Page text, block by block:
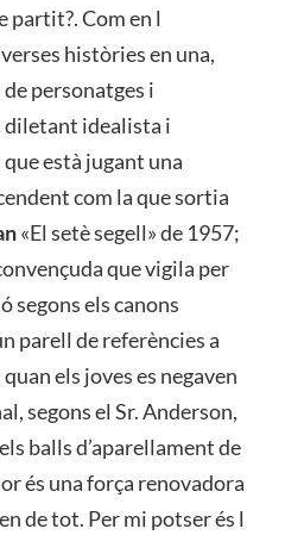
partit?. Com en l
històries en una,
personatges i
diletant idealista i
està jugant una
com la que sortia
«El setè segell» de 1957;
que vigila per
segons els canons
parell de referències a
els joves es negaven
segons el Sr. Anderson,
balls d’aparellament de
és una força renovadora
de tot. Per mi potser és l